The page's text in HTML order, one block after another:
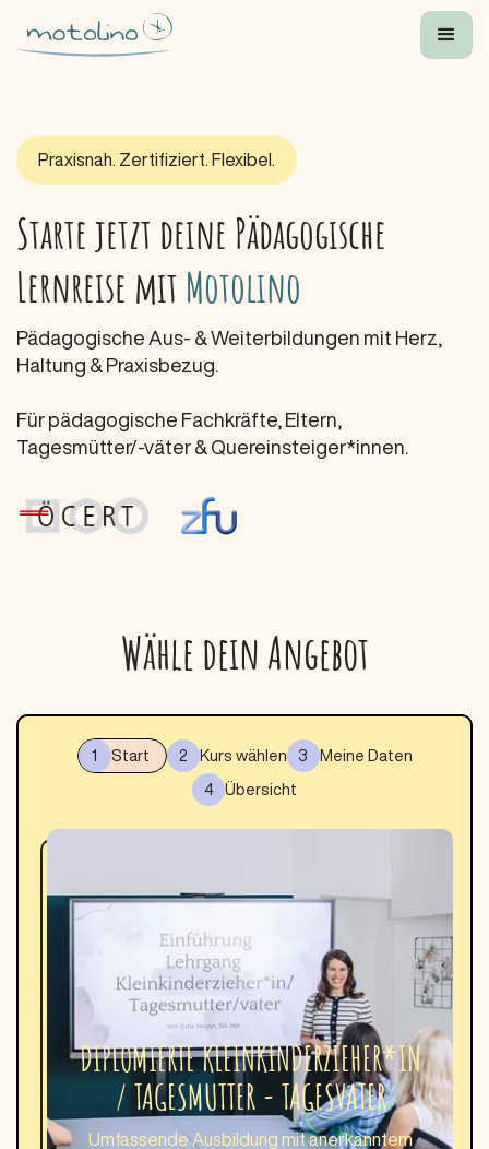
Praxisnah. Zertifiziert. Flexibel.
Starte jetzt deine Pädagogische
Lernreise mit Motolino
Pädagogische Aus- & Weiterbildungen mit Herz,
Haltung & Praxisbezug.
Für pädagogische Fachkräfte, Eltern,
Tagesmütter/-väter & Quereinsteiger*innen.
Wähle dein Angebot
1 Start 2 Kurs wählen 3 Meine Daten
4 Übersicht
DIPLOMIERTE KLEINKINDERZIEHER*IN
/ TAGESMUTTER - TAGESVATER
Umfassende Ausbildung mit anerkanntem